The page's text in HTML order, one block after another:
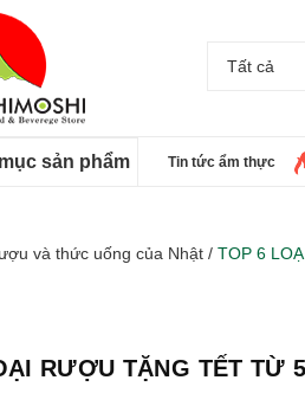
Tất cả
sản phẩm Tin tức ẩm thực
và thức uống của Nhật / TOP 6
RƯỢU TẶNG TẾT TỪ